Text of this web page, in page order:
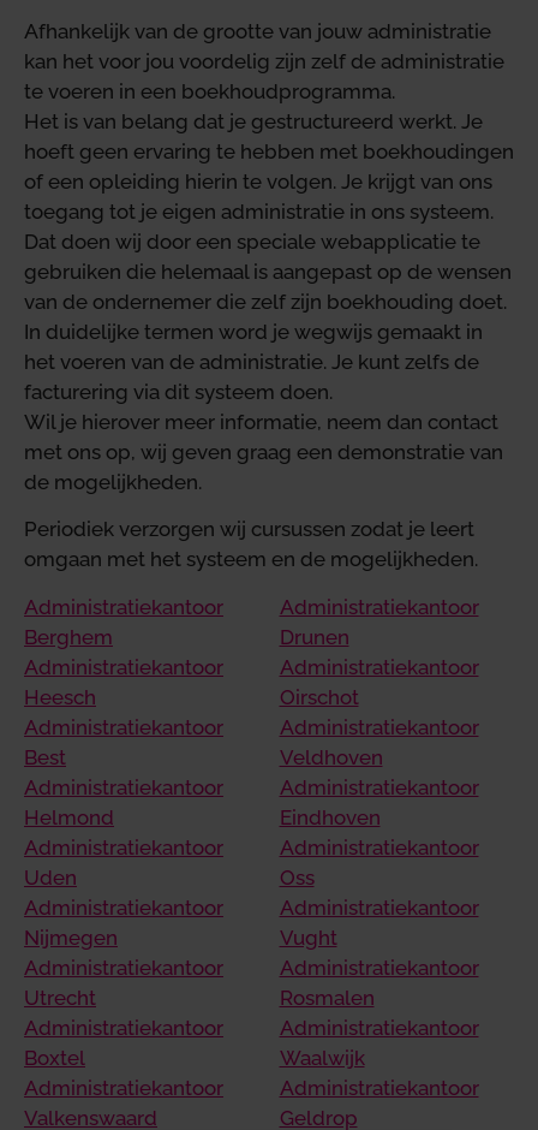
Afhankelijk van de grootte van jouw administratie
kan het voor jou voordelig zijn zelf de administratie
te voeren in een boekhoudprogramma.
Het is van belang dat je gestructureerd werkt. Je
hoeft geen ervaring te hebben met boekhoudingen
of een opleiding hierin te volgen. Je krijgt van ons
toegang tot je eigen administratie in ons systeem.
Dat doen wij door een speciale webapplicatie te
gebruiken die helemaal is aangepast op de wensen
van de ondernemer die zelf zijn boekhouding doet.
In duidelijke termen word je wegwijs gemaakt in
het voeren van de administratie. Je kunt zelfs de
facturering via dit systeem doen.
Wil je hierover meer informatie, neem dan contact
met ons op, wij geven graag een demonstratie van
de mogelijkheden.
Periodiek verzorgen wij cursussen zodat je leert
omgaan met het systeem en de mogelijkheden.
Administratiekantoor
Berghem
Administratiekantoor
Heesch
Administratiekantoor
Best
Administratiekantoor
Helmond
Administratiekantoor
Uden
Administratiekantoor
Nijmegen
Administratiekantoor
Utrecht
Administratiekantoor
Boxtel
Administratiekantoor
Valkenswaard
Administratiekantoor
Drunen
Administratiekantoor
Oirschot
Administratiekantoor
Veldhoven
Administratiekantoor
Eindhoven
Administratiekantoor
Oss
Administratiekantoor
Vught
Administratiekantoor
Rosmalen
Administratiekantoor
Waalwijk
Administratiekantoor
Geldrop